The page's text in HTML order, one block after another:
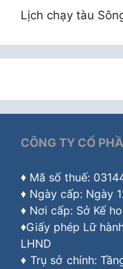
Lịch chạy tàu
CÔNG TY CỔ
♦ Mã số thuế:
♦ Ngày cấp: Ngày
♦ Nơi cấp: Sở Kế
♦Giấy phép Lữ
LHND
♦ Trụ sở chính: